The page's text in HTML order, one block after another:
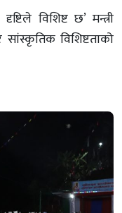
विशिष्ट छ’ मन्त्री
विशिष्टताको